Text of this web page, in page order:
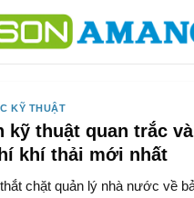
KỸ THUẬT
kỹ thuật quan trắc
khí thải mới nhất
chặt quản lý nhà nước về